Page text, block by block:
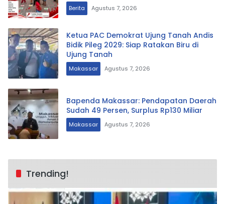
Berita Agustus 7, 2026
Ketua PAC Demokrat Ujung Tanah Andis
Bidik Pileg 2029: Siap Ratakan Biru di
Ujung Tanah
Makassar Agustus 7, 2026
Bapenda Makassar: Pendapatan Daerah
Sudah 49 Persen, Surplus Rp130 Miliar
Makassar Agustus 7, 2026
Trending!